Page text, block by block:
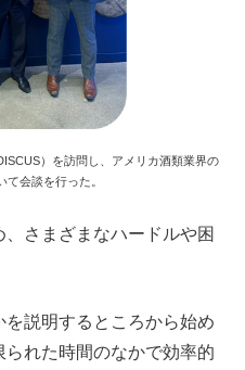
）を訪問し、アメリカ酒類業界の
会談を行った。
、さまざまなハードルや困
説明するところから始め
れた時間のなかで効率的